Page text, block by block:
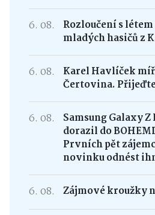
6. 08.
Rozloučení s
mladých hasičů z
6. 08.
Karel Havlíček
Čertovina.
6. 08.
Samsung Galaxy
dorazil do
Prvních pět
novinku odnést
6. 08. Zájmové kroužky